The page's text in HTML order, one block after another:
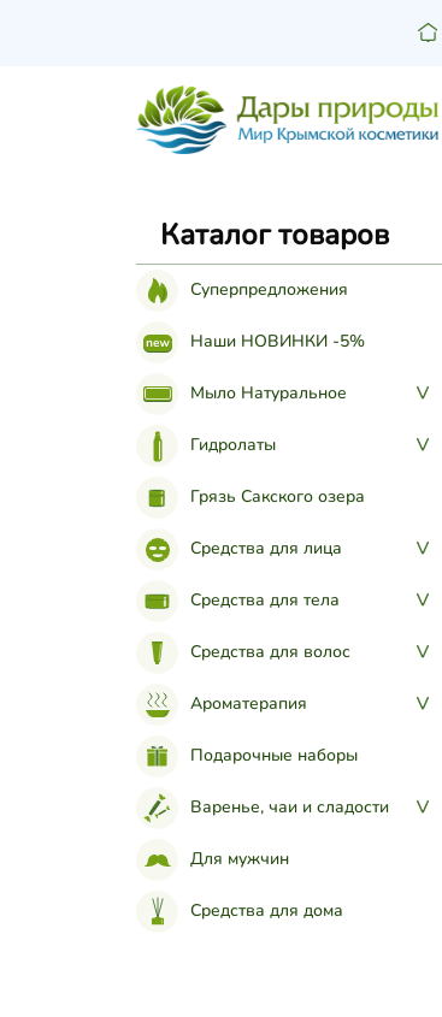
Каталог товаров
Суперпредложения
Наши НОВИНКИ -5%
Мыло Натуральное >
Гидролаты >
Грязь Сакского озера
Средства для лица >
Средства для тела >
Средства для волос >
Ароматерапия >
Подарочные наборы
Варенье, чаи и сладости >
Для мужчин
Средства для дома